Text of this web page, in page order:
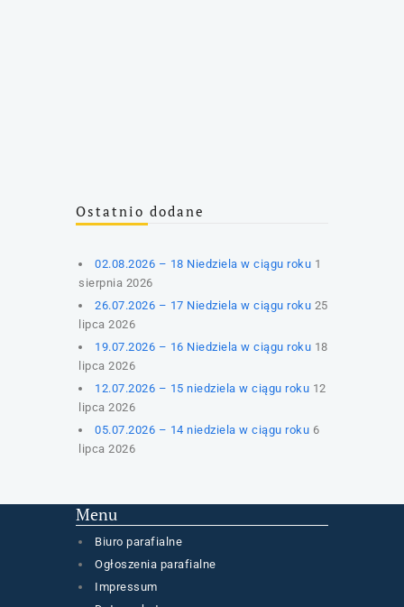
Ostatnio dodane
02.08.2026 – 18 Niedziela w ciągu roku 1
sierpnia 2026
26.07.2026 – 17 Niedziela w ciągu roku 25
lipca 2026
19.07.2026 – 16 Niedziela w ciągu roku 18
lipca 2026
12.07.2026 – 15 niedziela w ciągu roku 12
lipca 2026
05.07.2026 – 14 niedziela w ciągu roku 6
lipca 2026
Menu
Biuro parafialne
Ogłoszenia parafialne
Impressum